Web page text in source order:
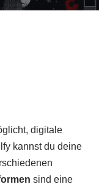
digitale
kannst du deine
sind eine